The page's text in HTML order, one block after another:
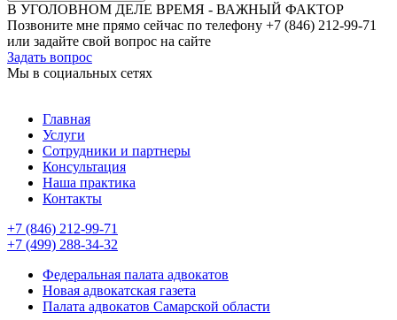
В УГОЛОВНОМ ДЕЛЕ ВРЕМЯ - ВАЖНЫЙ ФАКТОР
Позвоните мне прямо сейчас по телефону +7 (846) 212-99-71
или задайте свой вопрос на сайте
Задать вопрос
Мы в социальных сетях
Главная
Услуги
Сотрудники и партнеры
Консультация
Наша практика
Контакты
+7 (846) 212-99-71
+7 (499) 288-34-32
Федеральная палата адвокатов
Новая адвокатская газета
Палата адвокатов Самарской области